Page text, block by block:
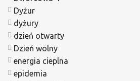
Dyżur
dyżury
dzień otwarty
Dzień wolny
energia cieplna
epidemia